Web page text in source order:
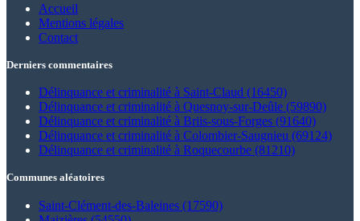
Accueil
Mentions légales
Contact
Derniers commentaires
Délinquance et criminalité à Saint-Claud (16450)
Délinquance et criminalité à Quesnoy-sur-Deûle (59890)
Délinquance et criminalité à Briis-sous-Forges (91640)
Délinquance et criminalité à Colombier-Saugnieu (69124)
Délinquance et criminalité à Roquecourbe (81210)
Communes aléatoires
Saint-Clément-des-Baleines (17590)